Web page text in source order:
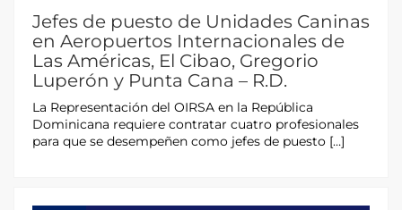
Jefes de puesto de Unidades Caninas
en Aeropuertos Internacionales de
Las Américas, El Cibao, Gregorio
Luperón y Punta Cana – R.D.
La Representación del OIRSA en la República
Dominicana requiere contratar cuatro profesionales
para que se desempeñen como jefes de puesto […]